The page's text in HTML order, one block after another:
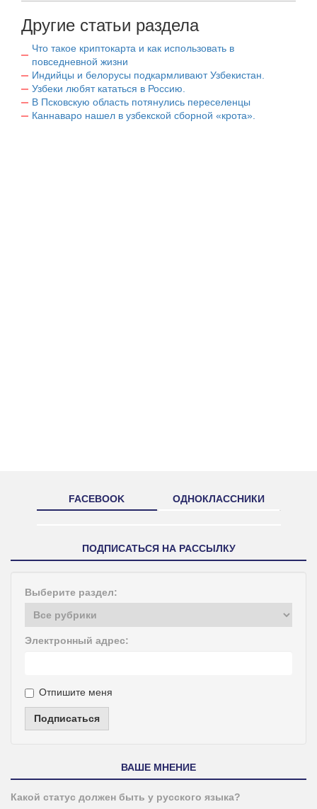
Другие статьи раздела
Что такое криптокарта и как использовать в
повседневной жизни
Индийцы и белорусы подкармливают Узбекистан.
Узбеки любят кататься в Россию.
В Псковскую область потянулись переселенцы
Каннаваро нашел в узбекской сборной «крота».
FACEBOOK ОДНОКЛАССНИКИ
ПОДПИСАТЬСЯ НА РАССЫЛКУ
Выберите раздел:
Электронный адрес:
Отпишите меня
Подписаться
ВАШЕ МНЕНИЕ
Какой статус должен быть у русского языка?